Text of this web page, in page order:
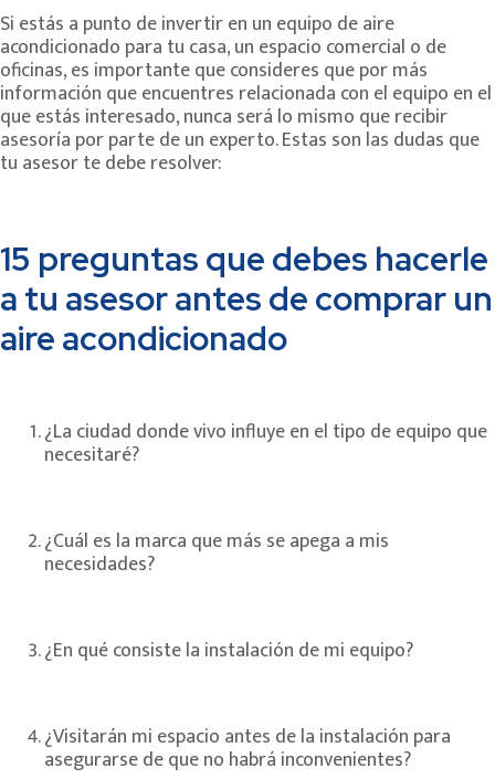
Si estás a punto de invertir en un equipo de aire
acondicionado para tu casa, un espacio comercial o de
oficinas, es importante que consideres que por más
información que encuentres relacionada con el equipo en el
que estás interesado, nunca será lo mismo que recibir
asesoría por parte de un experto. Estas son las dudas que
tu asesor te debe resolver:
15 preguntas que debes hacerle
a tu asesor antes de comprar un
aire acondicionado
¿La ciudad donde vivo influye en el tipo de equipo que
necesitaré?
¿Cuál es la marca que más se apega a mis
necesidades?
¿En qué consiste la instalación de mi equipo?
¿Visitarán mi espacio antes de la instalación para
asegurarse de que no habrá inconvenientes?